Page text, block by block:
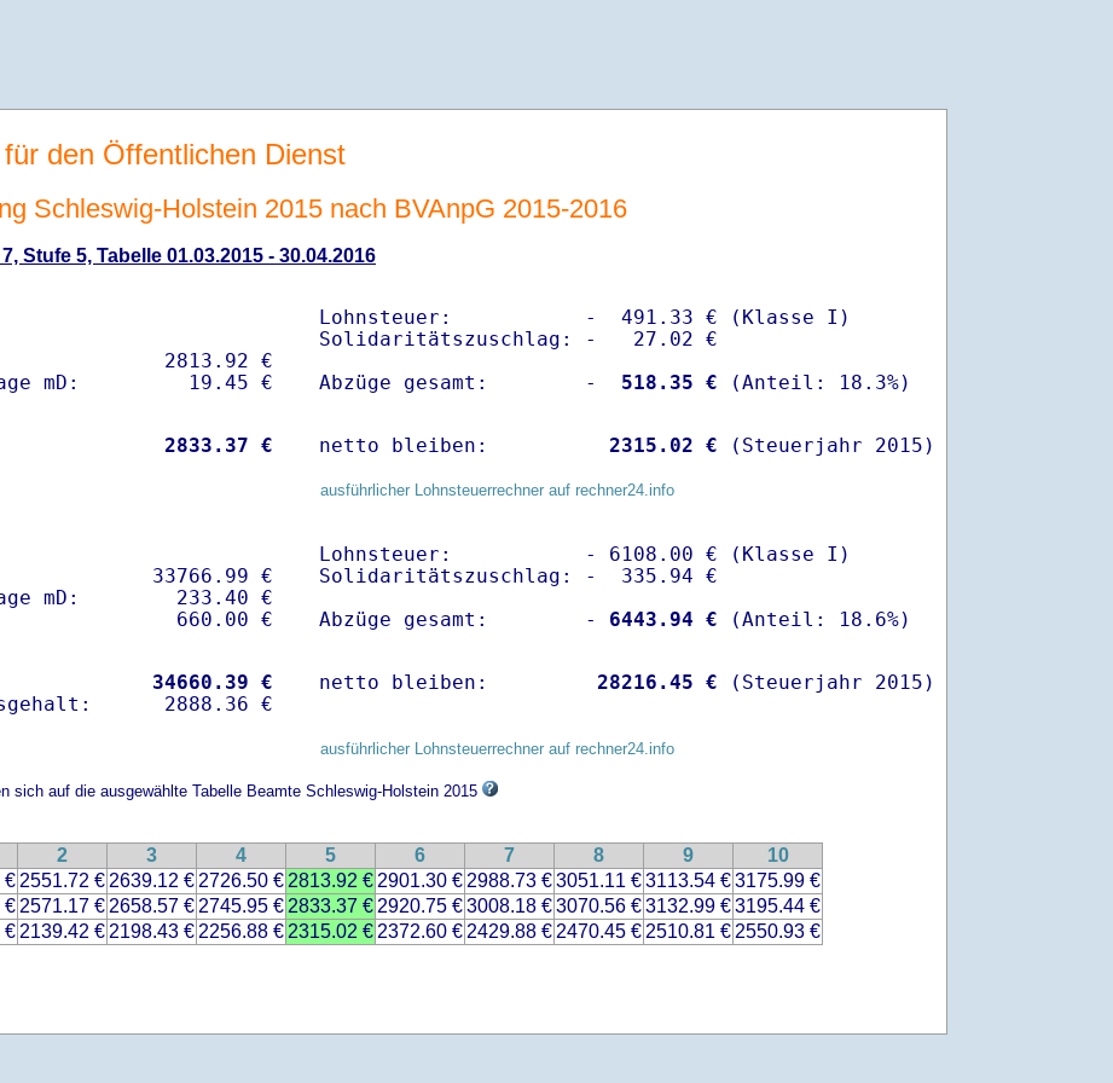
den Öffentlichen Dienst
Schleswig-Holstein 2015 nach BVAnpG 2015-2016
Stufe 5, Tabelle 01.03.2015 - 30.04.2016
2813.92 €
Lohnsteuer:           -  491.33 € (Klasse I)
Solidaritätszuschlag: -   27.02 €
Abzüge gesamt:        -
  518.35 €
2833.37 € netto bleiben: 2315.02 € (Steuerjahr 2015)
ausführlicher Lohnsteuerrechner auf rechner24.info
33766.99 €
mD:        233.40 €
Lohnsteuer:           - 6108.00 € (Klasse I)
Solidaritätszuschlag: -  335.94 €
Abzüge gesamt:        -
6443.94 €
34660.39 €
netto bleiben: 28216.45 € (Steuerjahr 2015)
ausführlicher Lohnsteuerrechner auf rechner24.info
sich auf die ausgewählte Tabelle Beamte Schleswig-Holstein 2015
2 3 4 5 6 7 8 9
10
€ 2551.72 € 2639.12 € 2726.50 € 2813.92 € 2901.30 € 2988.73 €3051.11 €3113.54 €3175.99 €
€ 2571.17 € 2658.57 € 2745.95 € 2833.37 € 2920.75 €3008.18 €3070.56 €3132.99 €3195.44 €
€ 2139.42 € 2198.43 € 2256.88 € 2315.02 € 2372.60 € 2429.88 € 2470.45 € 2510.81 € 2550.93 €